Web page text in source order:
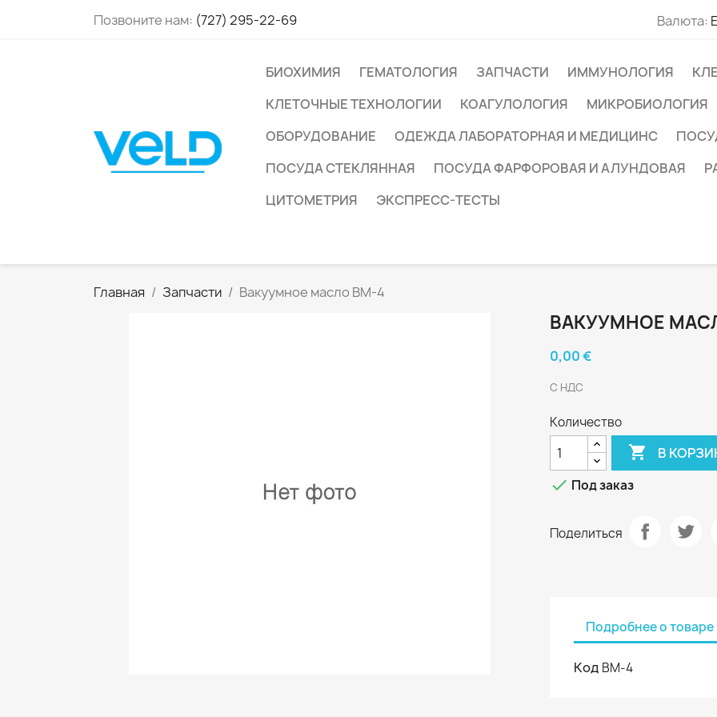
Позвоните нам: (727) 295-22-69 Валюта:
БИОХИМИЯ ГЕМАТОЛОГИЯ ЗАПЧАСТИ ИММУНОЛОГИЯ
КЛЕТОЧНЫЕ ТЕХНОЛОГИИ
КОАГУЛОЛОГИЯ МИКРОБИОЛОГИЯ
ОБОРУДОВАНИЕ
ОДЕЖДА ЛАБОРАТОРНАЯ И МЕДИЦИНС
ПОСУДА СТЕКЛЯННАЯ
ПОСУДА ФАРФОРОВАЯ И АЛУНДОВАЯ
ЦИТОМЕТРИЯ
ЭКСПРЕСС-ТЕСТЫ
Главная Запчасти Вакуумное масло ВМ-4
ВАКУУМНОЕ
0,00 €
С НДС
Количество
 В
 Под заказ
Поделиться
Подробнее о товаре
Код ВМ-4